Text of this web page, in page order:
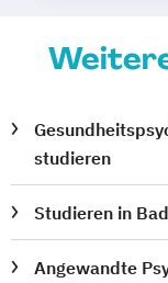
studieren
Studieren in
Angewandte